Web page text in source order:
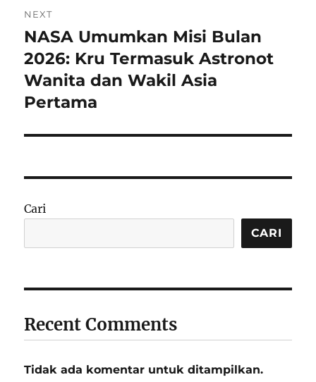
NEXT
Next
post:
NASA Umumkan Misi Bulan
2026: Kru Termasuk Astronot
Wanita dan Wakil Asia
Pertama
Cari
CARI
Recent Comments
Tidak ada komentar untuk ditampilkan.